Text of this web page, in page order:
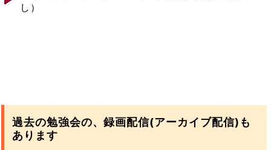
し）
過去の勉強会の、録画配信(アーカイブ配信)も
あります